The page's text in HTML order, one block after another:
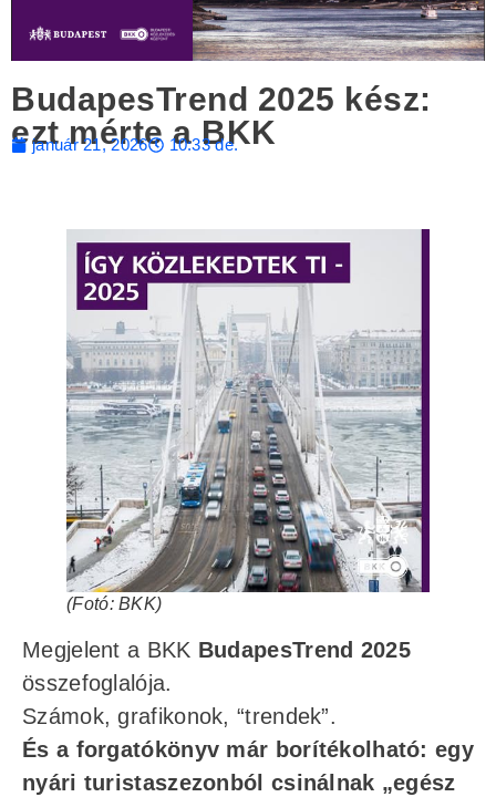
BudapesTrend 2025 kész:
ezt mérte a BKK
január 21, 2026 10:33 de.
(Fotó: BKK)
Megjelent a BKK BudapesTrend 2025
összefoglalója.
Számok, grafikonok, “trendek”.
És a forgatókönyv már borítékolható: egy
nyári turistaszezonból csinálnak „egész